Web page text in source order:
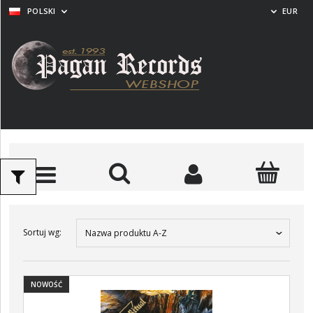
POLSKI EUR
Sortuj wg: Nazwa produktu A-Z
NOWOŚĆ